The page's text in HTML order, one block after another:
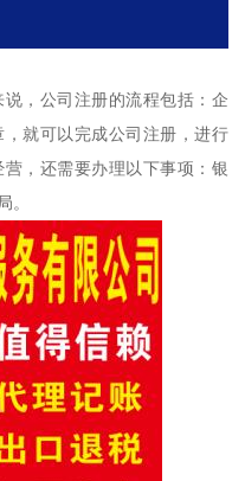
，公司注册的流程包括：企
就可以完成公司注册，进行
，还需要办理以下事项：银
。